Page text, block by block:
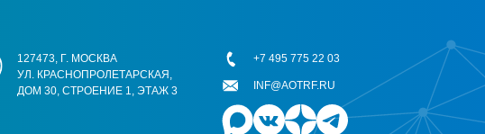
127473, Г. МОСКВА
УЛ. КРАСНОПРОЛЕТАРСКАЯ,
ДОМ 30, СТРОЕНИЕ 1, ЭТАЖ 3
+7 495 775 22 03
INF@AOTRF.RU